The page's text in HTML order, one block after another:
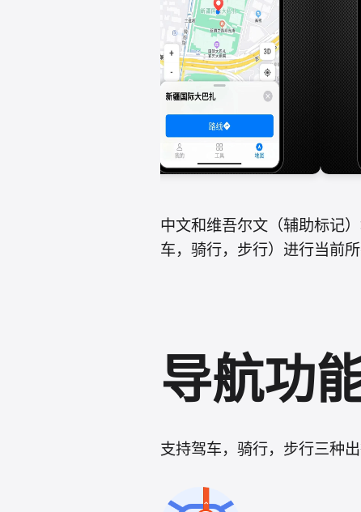
中文和维吾尔文（辅助标记
车，骑行，步行）进行当前
导航功
支持驾车，骑行，步行三种